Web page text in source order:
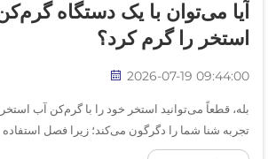
آیا می‌توان با یک دستگاه
استخر را گرم کرد؟
2026-07-19 09:44:00
بله، قطعاً می‌توانید استخر خود را با گرم‌کن آب استخر
تجربه شنا شما را دگرگون می‌کند؛ زیرا فصل استفاده
داده و دمای آب را در طول سال در سطحی راحت نگه